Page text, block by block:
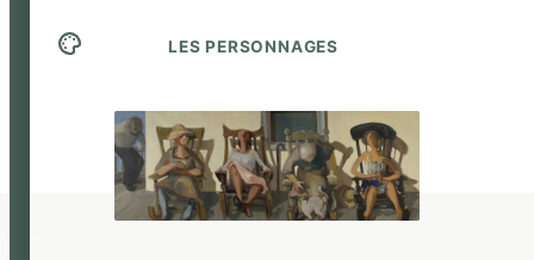
LES PERSONNAGES